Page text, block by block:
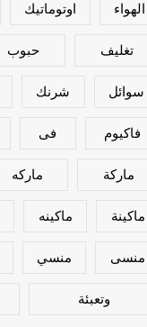
الهواء اوتوماتيك
تغليف حبوب
سوائل شرنك
فاكيوم فى
ماركة ماركه
ماكينة ماكينه
منسى منسي
وتعبئة